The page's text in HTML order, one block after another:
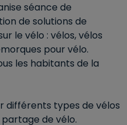
séance de
de solutions de
le vélo : vélos, vélos
pour vélo.
les habitants de la
différents types de vélos
de vélo.